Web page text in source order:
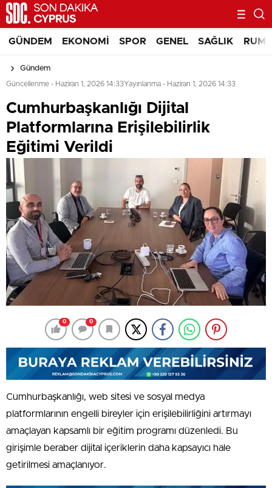
GÜNDEM EKONOMI SPOR GENEL SAĞLIK RUM
Gündem
Güncellenme - Haziran 1, 2026 14:33Yayınlanma - Haziran 1, 2026 14:33
Cumhurbaşkanlığı Dijital
Platformlarına Erişilebilirlik
Eğitimi Verildi
0 0
Cumhurbaşkanlığı, web sitesi ve sosyal medya
platformlarının engelli bireyler için erişilebilirliğini artırmayı
amaçlayan kapsamlı bir eğitim programı düzenledi. Bu
girişimle beraber dijital içeriklerin daha kapsayıcı hale
getirilmesi amaçlanıyor.